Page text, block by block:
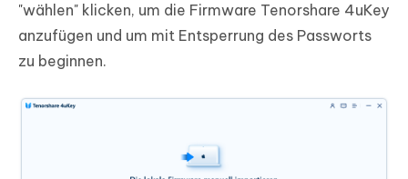
"wählen" klicken, um die Firmware Tenorshare 4uKey
anzufügen und um mit Entsperrung des Passworts
zu beginnen.